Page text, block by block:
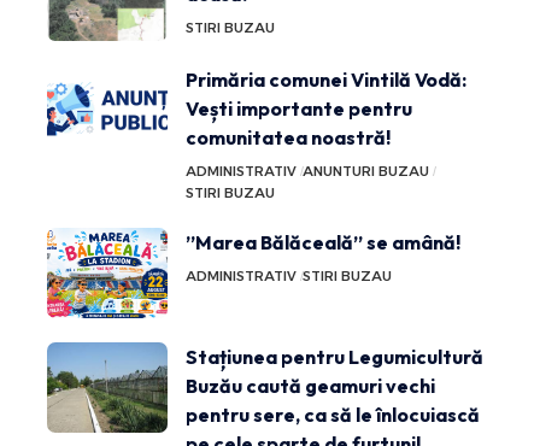
STIRI BUZAU
Primăria comunei Vintilă Vodă:
Vești importante pentru
comunitatea noastră!
ADMINISTRATIV ANUNTURI BUZAU
STIRI BUZAU
”Marea Bălăceală” se amână!
ADMINISTRATIV STIRI BUZAU
Stațiunea pentru Legumicultură
Buzău caută geamuri vechi
pentru sere, ca să le înlocuiască